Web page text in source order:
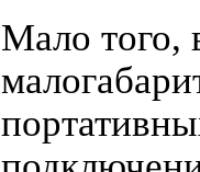
Мало того,